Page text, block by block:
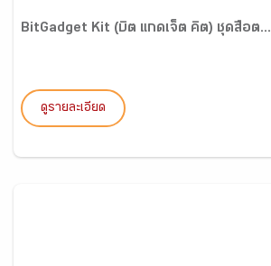
BitGadget Kit (บิต แกดเจ็ต คิต) ชุดสื่อต...
ดูรายละเอียด